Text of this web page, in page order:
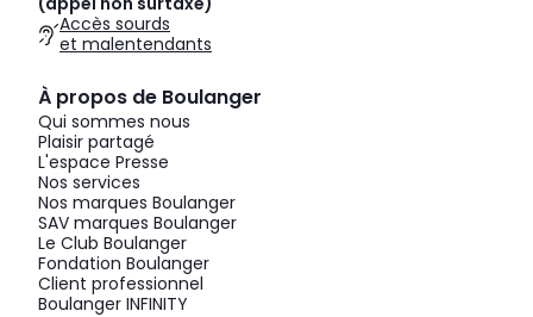
Accès sourds
et malentendants
À propos de Boulanger
Qui sommes nous
Plaisir partagé
L'espace Presse
Nos services
Nos marques Boulanger
SAV marques Boulanger
Le Club Boulanger
Fondation Boulanger
Client professionnel
Boulanger INFINITY